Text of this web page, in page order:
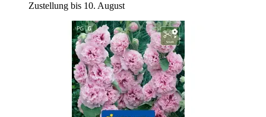
Zustellung bis 10. August